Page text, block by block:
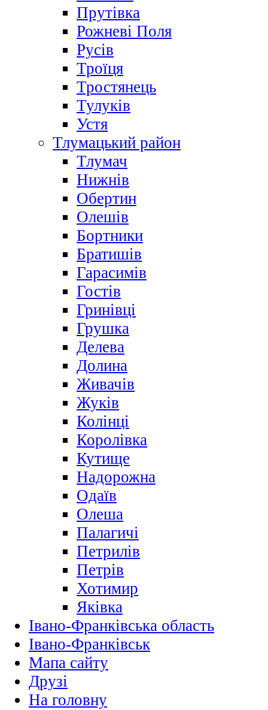
Прутівка
Рожневі Поля
Русів
Троїця
Тростянець
Тулуків
Устя
Тлумацький район
Тлумач
Нижнів
Обертин
Олешів
Бортники
Братишів
Гарасимів
Гостів
Гринівці
Грушка
Делева
Долина
Живачів
Жуків
Колінці
Королівка
Кутище
Надорожна
Одаїв
Олеша
Палагичі
Петрилів
Петрів
Хотимир
Яківка
Івано-Франківська область
Івано-Франківськ
Мапа сайту
Друзі
На головну